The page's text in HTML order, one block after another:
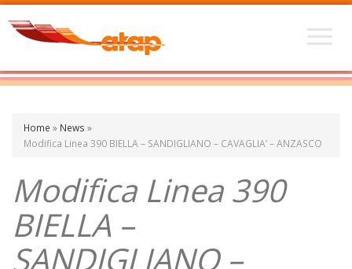
Home » News »
Modifica Linea 390 BIELLA – SANDIGLIANO – CAVAGLIA’ – ANZASCO
Modifica Linea 390
BIELLA –
SANDIGLIANO –